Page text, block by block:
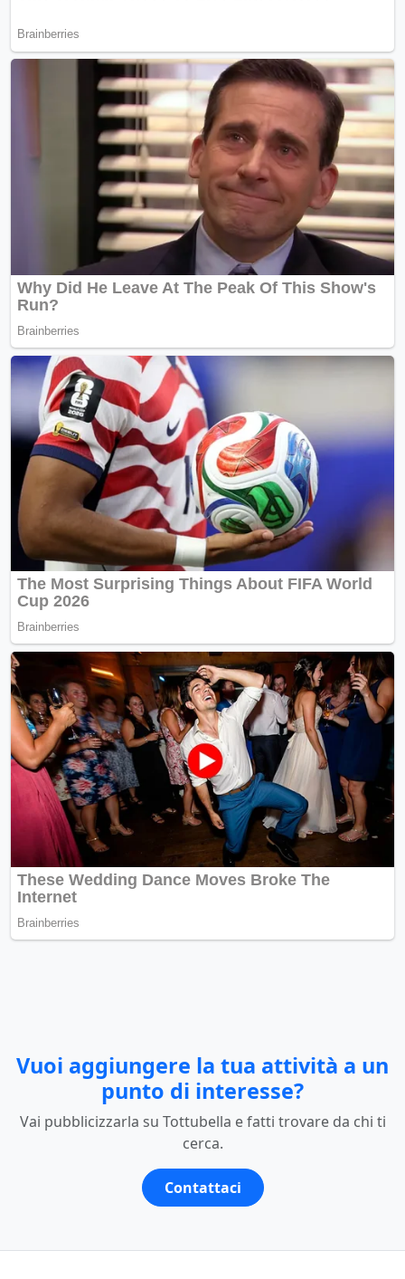
Vuoi aggiungere la tua attività a un
punto di interesse?
Vai pubblicizzarla su Tottubella e fatti trovare da chi ti
cerca.
Contattaci